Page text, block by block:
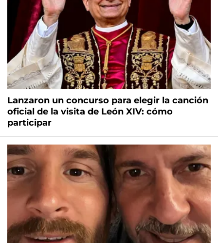
Lanzaron un concurso para elegir la canción
oficial de la visita de León XIV: cómo
participar